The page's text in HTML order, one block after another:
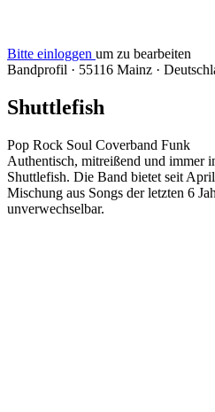
Bitte einloggen um zu bearbeiten
Bandprofil · 55116 Mainz ·
Shuttlefish
Pop Rock Soul Coverband Funk
Authentisch, mitreißend und immer
Shuttlefish. Die Band bietet seit
Mischung aus Songs der letzten 6
unverwechselbar.